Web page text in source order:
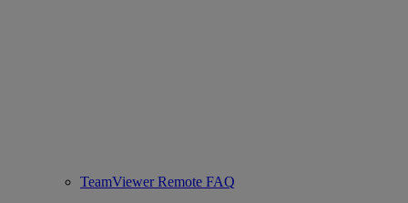
TeamViewer Remote FAQ